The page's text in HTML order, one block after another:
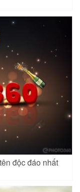
độc đáo nhất